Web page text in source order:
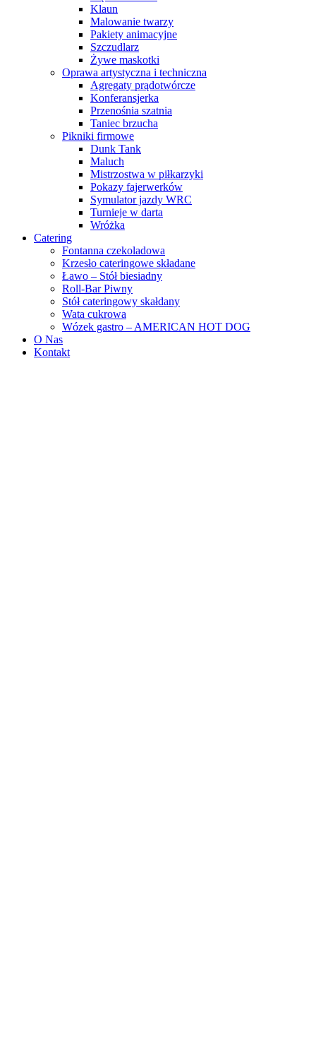
Klaun
Malowanie twarzy
Pakiety animacyjne
Szczudlarz
Żywe maskotki
Oprawa artystyczna i techniczna
Agregaty prądotwórcze
Konferansjerka
Przenośnia szatnia
Taniec brzucha
Pikniki firmowe
Dunk Tank
Maluch
Mistrzostwa w piłkarzyki
Pokazy fajerwerków
Symulator jazdy WRC
Turnieje w darta
Wróżka
Catering
Fontanna czekoladowa
Krzesło cateringowe składane
Ławo – Stół biesiadny
Roll-Bar Piwny
Stół cateringowy skałdany
Wata cukrowa
Wózek gastro – AMERICAN HOT DOG
O Nas
Kontakt